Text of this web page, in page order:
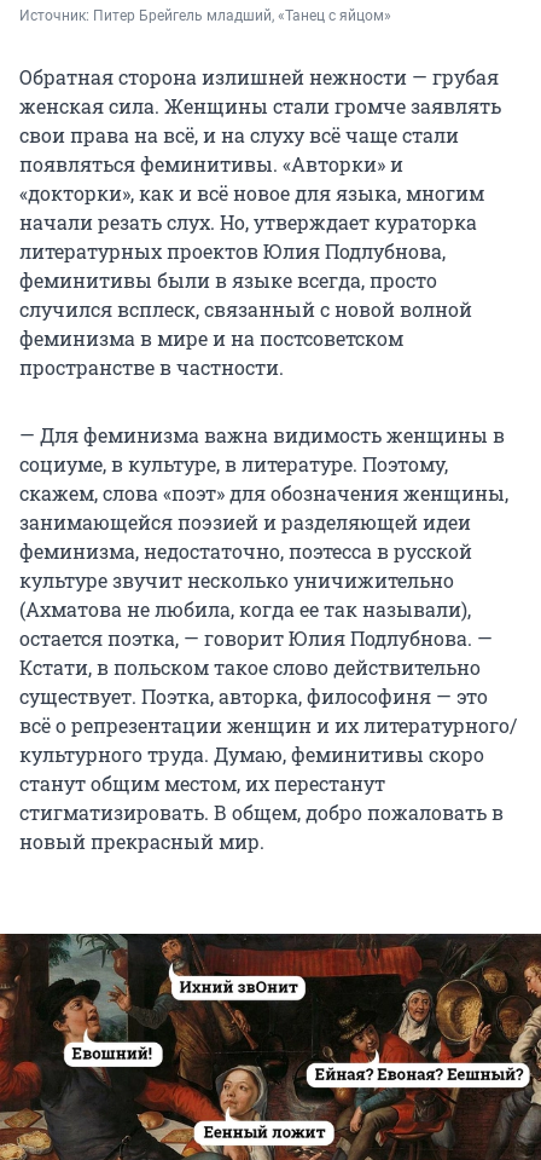
Источник: Питер Брейгель младший, «Танец с яйцом»
Обратная сторона излишней нежности — грубая
женская сила. Женщины стали громче заявлять
свои права на всё, и на слуху всё чаще стали
появляться феминитивы. «Авторки» и
«докторки», как и всё новое для языка, многим
начали резать слух. Но, утверждает кураторка
литературных проектов Юлия Подлубнова,
феминитивы были в языке всегда, просто
случился всплеск, связанный с новой волной
феминизма в мире и на постсоветском
пространстве в частности.
— Для феминизма важна видимость женщины в
социуме, в культуре, в литературе. Поэтому,
скажем, слова «поэт» для обозначения женщины,
занимающейся поэзией и разделяющей идеи
феминизма, недостаточно, поэтесса в русской
культуре звучит несколько уничижительно
(Ахматова не любила, когда ее так называли),
остается поэтка, — говорит Юлия Подлубнова. —
Кстати, в польском такое слово действительно
существует. Поэтка, авторка, философиня — это
всё о репрезентации женщин и их литературного/
культурного труда. Думаю, феминитивы скоро
станут общим местом, их перестанут
стигматизировать. В общем, добро пожаловать в
новый прекрасный мир.